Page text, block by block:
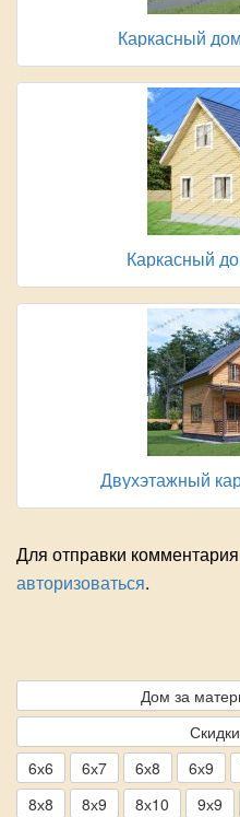
Каркасный
Каркасный
Двухэтажный
Для отправки
авторизоваться.
Дом за
6х6
6х7 6х8 6х9
8х8
8х9 8х10 9х9